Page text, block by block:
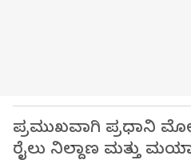
ಪ್ರಮುಖವಾಗಿ ಪ್ರಧಾನಿ
ರೈಲು ನಿಲ್ದಾಣ ಮತ್ತು